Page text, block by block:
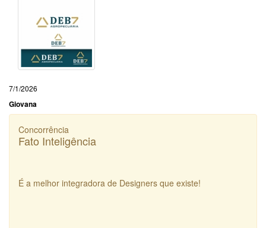
7/1/2026
Giovana
Concorrência
Fato Inteligência
É a melhor integradora de Designers que existe!